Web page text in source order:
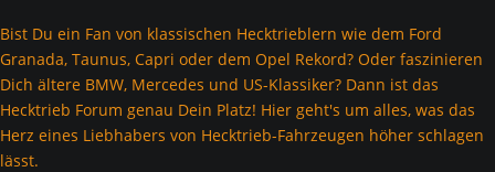
Bist Du ein Fan von klassischen Hecktrieblern wie dem Ford
Granada, Taunus, Capri oder dem Opel Rekord? Oder faszinieren
Dich ältere BMW, Mercedes und US-Klassiker? Dann ist das
Hecktrieb Forum genau Dein Platz! Hier geht's um alles, was das
Herz eines Liebhabers von Hecktrieb-Fahrzeugen höher schlagen
lässt.